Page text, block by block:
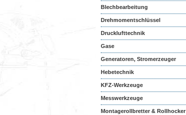
Blechbearbeitung
Drehmomentschlüssel
Drucklufttechnik
Gase
Generatoren, Stromerzeuger
Hebetechnik
KFZ-Werkzeuge
Messwerkzeuge
Montagerollbretter & Rollhocker